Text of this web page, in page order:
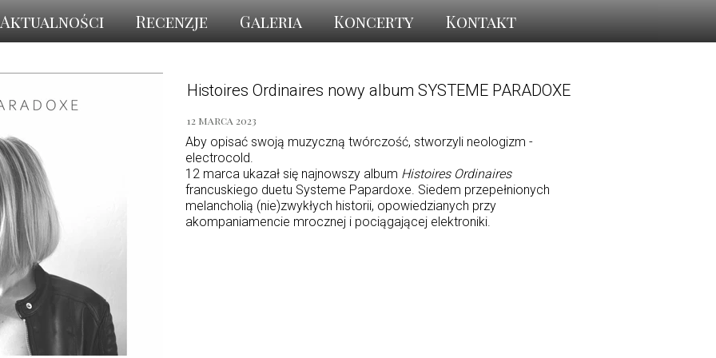
Aktualności Recenzje Galeria Koncerty Kontakt
Histoires Ordinaires nowy album SYSTEME PARADOXE
12 marca 2023
Aby opisać swoją muzyczną twórczość, stworzyli neologizm -
electrocold.
12 marca ukazał się najnowszy album Histoires Ordinaires
francuskiego duetu Systeme Papardoxe. Siedem przepełnionych
melancholią (nie)zwykłych historii, opowiedzianych przy
akompaniamencie mrocznej i pociągającej elektroniki.